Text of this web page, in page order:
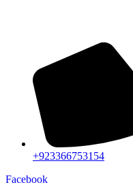
+923366753154
Facebook